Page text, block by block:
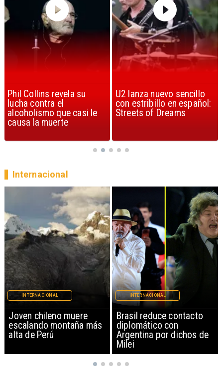
U2 lanza nuevo sencillo
con estribillo en español:
Streets of Dreams
“Africa” de Toto es
considerada la mejor
canción, según la ciencia
Brasil reduce contacto
diplomático con
Argentina por dichos de
INTERNACIONAL
China restringe
exportación de drones a
EEUU y sanciona
empresas
INTERNACIONAL
Internacional